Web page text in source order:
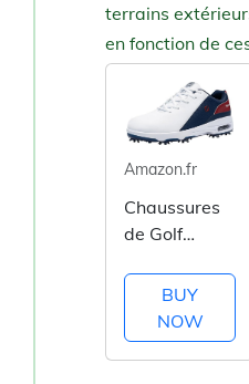
terrains
en fonction de
Amazon.fr
Chaussures
de Golf
BUY
NOW